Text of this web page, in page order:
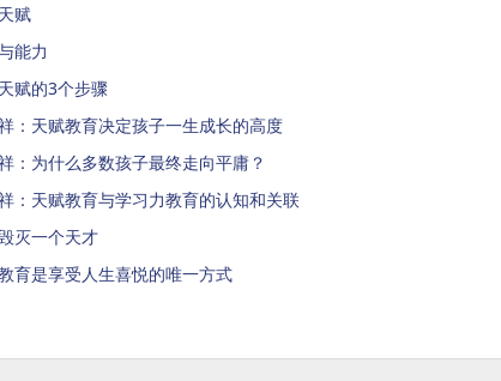
赋
能力
赋的3个步骤
：天赋教育决定孩子一生成长的高度
：为什么多数孩子最终走向平庸？
：天赋教育与学习力教育的认知和关联
灭一个天才
育是享受人生喜悦的唯一方式